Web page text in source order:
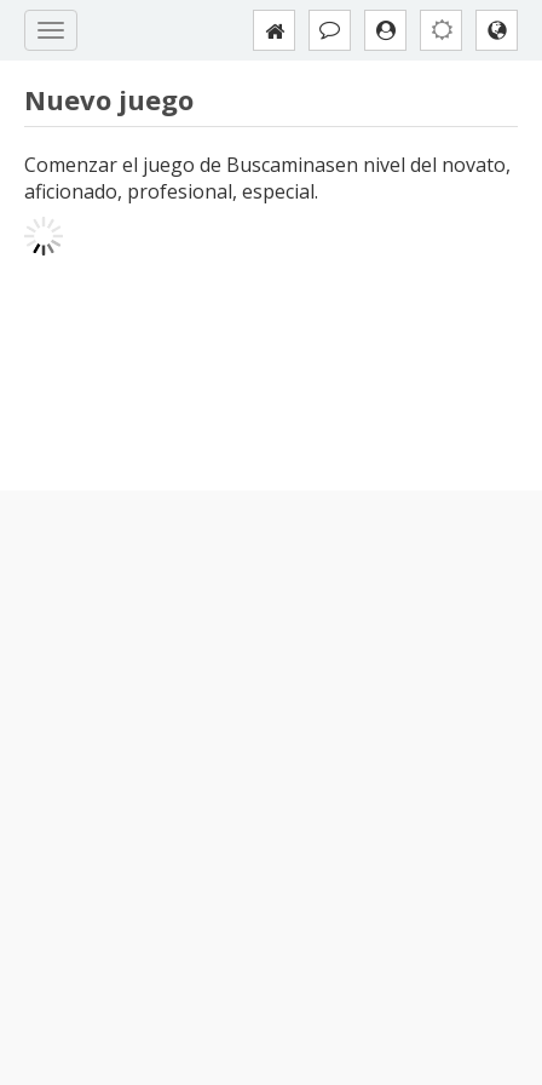
Nuevo juego
Comenzar el juego de Buscaminasen nivel del novato,
aficionado, profesional, especial.